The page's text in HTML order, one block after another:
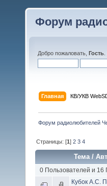
Форум
Добро пожаловать, Гость
Главная КВ/УКВ
Форум радиолюбителей
Страницы: [1]2 3 4
Тема/
0 Пользователей и 16
Кубок А.С.